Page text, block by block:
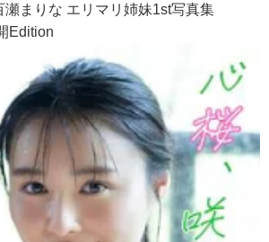
瀬まりな エリマリ姉妹1st写真集
Edition